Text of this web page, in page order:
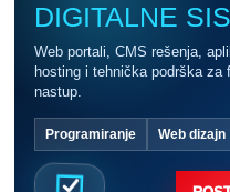
DIGITALNE
Web portali, CMS rešenja,
hosting i tehnička podrška
nastup.
Programiranje Web dizajn